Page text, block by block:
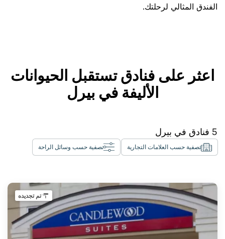
الفندق المثالي لرحلتك.
اعثر على فنادق تستقبل الحيوانات
الأليفة في بيرل
5 فنادق في بيرل
تصفية حسب العلامات التجارية تصفية حسب وسائل الراحة
تم تجديده